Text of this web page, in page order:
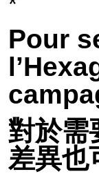
Pour
對於需
差異也